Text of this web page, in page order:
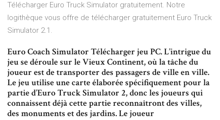
Télécharger Euro Truck Simulator gratuitement. Notre
logithèque vous offre de télécharger gratuitement Euro Truck
Simulator 2.1.
Euro Coach Simulator Télécharger jeu PC. L’intrigue du
jeu se déroule sur le Vieux Continent, où la tâche du
joueur est de transporter des passagers de ville en ville.
Le jeu utilise une carte élaborée spécifiquement pour la
partie d’Euro Truck Simulator 2, donc les joueurs qui
connaissent déjà cette partie reconnaîtront des villes,
des monuments et des jardins. Le joueur